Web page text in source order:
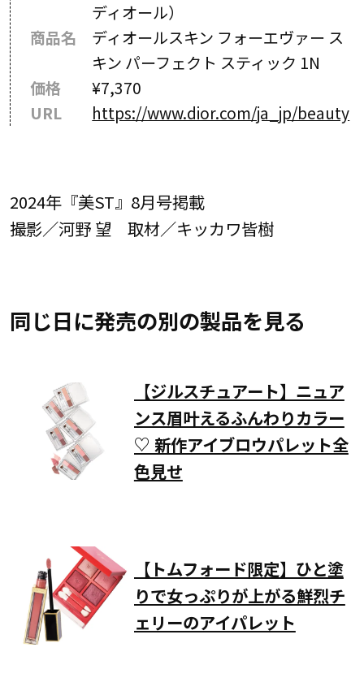
ディオール）
商品名
ディオールスキン フォーエヴァー ス
キン パーフェクト スティック 1N
価格
¥7,370
URL
https://www.dior.com/ja_jp/beauty
2024年『美ST』8月号掲載
撮影／河野 望 取材／キッカワ皆樹
同じ日に発売の別の製品を見る
【ジルスチュアート】ニュア
ンス眉叶えるふんわりカラー
♡ 新作アイブロウパレット全
色見せ
【トムフォード限定】ひと塗
りで女っぷりが上がる鮮烈チ
ェリーのアイパレット